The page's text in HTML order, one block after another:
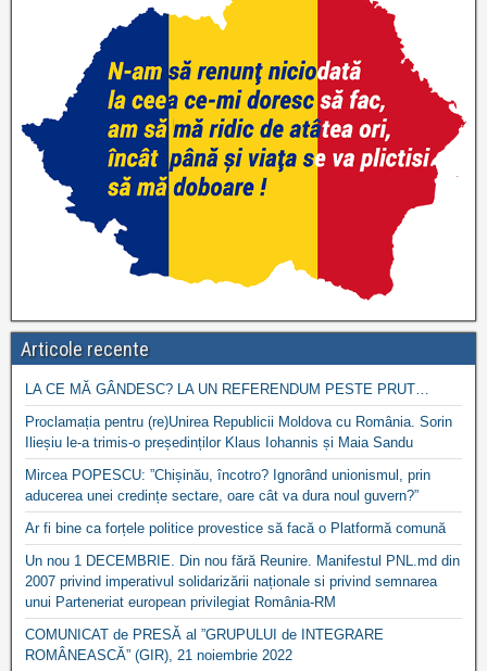
Articole recente
LA CE MĂ GÂNDESC? LA UN REFERENDUM PESTE PRUT…
Proclamația pentru (re)Unirea Republicii Moldova cu România. Sorin
Ilieșiu le-a trimis-o președinților Klaus Iohannis și Maia Sandu
Mircea POPESCU: ”Chișinău, încotro? Ignorând unionismul, prin
aducerea unei credințe sectare, oare cât va dura noul guvern?”
Ar fi bine ca forțele politice provestice să facă o Platformă comună
Un nou 1 DECEMBRIE. Din nou fără Reunire. Manifestul PNL.md din
2007 privind imperativul solidarizării naționale si privind semnarea
unui Parteneriat european privilegiat România-RM
COMUNICAT de PRESĂ al ”GRUPULUI de INTEGRARE
ROMÂNEASCĂ” (GIR), 21 noiembrie 2022